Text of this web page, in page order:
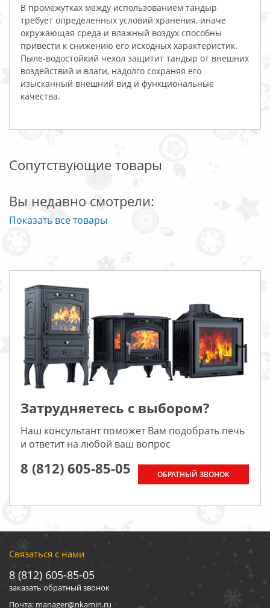
В промежутках между использованием тандыр
требует определенных условий хранения, иначе
окружающая среда и влажный воздух способны
привести к снижению его исходных характеристик.
Пыле-водостойкий чехол защитит тандыр от внешних
воздействий и влаги, надолго сохраняя его
изысканный внешний вид и функциональные
качества.
Сопутствующие товары
Вы недавно смотрели:
Показать все товары
Затрудняетесь с выбором?
Наш консультант поможет Вам подобрать печь
и ответит на любой ваш вопрос
8 (812) 605-85-05 ОБРАТНЫЙ ЗВОНОК
Связаться с нами
8 (812) 605-85-05
заказать обратный звонок
Почта: manager@nkamin.ru